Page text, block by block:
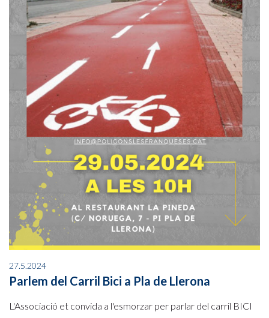
27.5.2024
Parlem del Carril Bici a Pla de Llerona
L'Associació et convida a l'esmorzar per parlar del carril BICI